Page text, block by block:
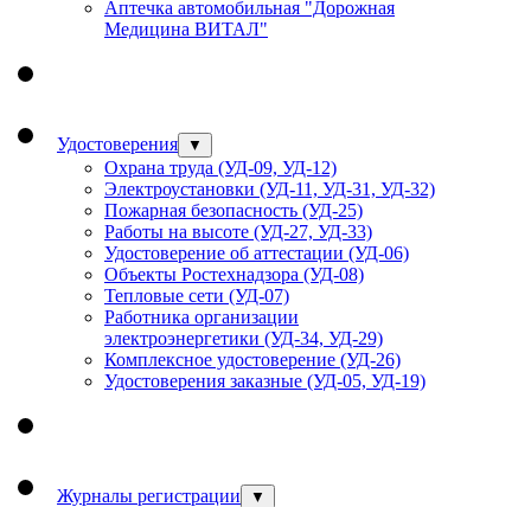
Аптечка автомобильная "Дорожная
Медицина ВИТАЛ"
Удостоверения ▼
Охрана труда (УД-09, УД-12)
Электроустановки (УД-11, УД-31, УД-32)
Пожарная безопасность (УД-25)
Работы на высоте (УД-27, УД-33)
Удостоверение об аттестации (УД-06)
Объекты Ростехнадзора (УД-08)
Тепловые сети (УД-07)
Работника организации
электроэнергетики (УД-34, УД-29)
Комплексное удостоверение (УД-26)
Удостоверения заказные (УД-05, УД-19)
Журналы регистрации ▼